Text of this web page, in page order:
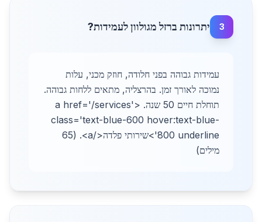
3 יתרונות ברזל מגולוון לעמידות?
עמידות גבוהה בפני חלודה, חוזק מכני, עלות
נמוכה לאורך זמן. בהרצליה, מתאים ללחות גבוהה.
תוחלת חיים 50 שנה. <a href='/services'
class='text-blue-600 hover:text-blue-
800 underline'>שירותי פלדה</a>. (65
מילים)